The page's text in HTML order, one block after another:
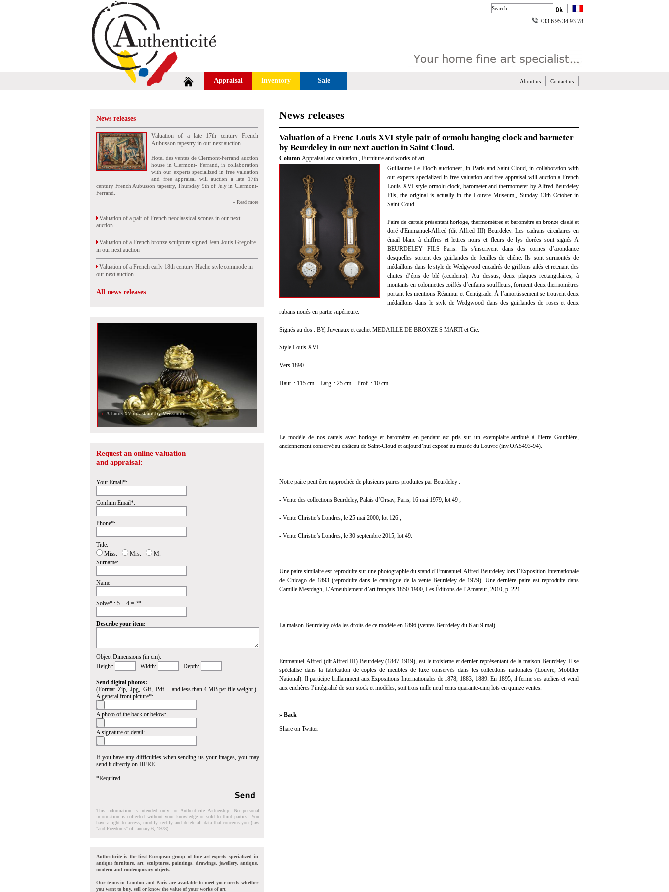
+33 6 95 34 93 78
Appraisal Inventory Sale Contact us
About us
News releases
Valuation of a late 17th century French
Aubusson tapestry in our next auction
Hotel des ventes de Clermont-Ferrand auction
house in Clermont- Ferrand, in collaboration
with our experts specialized in free valuation
and free appraisal will auction a late 17th
century French Aubusson tapestry, Thursday 9th of July in Clermont-
Ferrand.
» Read more
Valuation of a pair of French neoclassical scones in our next
auction
Valuation of a French bronze sculpture signed Jean-Jouis Gregoire
in our next auction
Valuation of a French early 18th century Hache style commode in
our next auction
All news releases
A Louis XV ink stand by Meissonnier
Request an online valuation
and appraisal:
Your Email*:
Confirm Email*:
Phone*:
Title:
Miss.
Mrs.
M.
Surname:
Name:
Solve* : 5 + 4 = ?*
Describe your item:
Object Dimensions (in cm):
Height:
Width: Depth:
Send digital photos:
(Format .Zip, .Jpg, .Gif, .Pdf ... and less than 4 MB per file weight.)
A general front picture*:
A photo of the back or below:
A signature or detail:
If you have any difficulties when sending us your images, you may
send it directly on HERE
*Required
This information is intended only for Authenticite Partnership. No personal
information is collected without your knowledge or sold to third parties. You
have a right to access, modify, rectify and delete all data that concerns you (law
"and Freedoms" of January 6, 1978).
Authenticite is the first European group of fine art experts specialized in
antique furniture, art, sculptures, paintings, drawings, jewellery, antique,
modern and contemporary objects.
Our teams in London and Paris are available to meet your needs whether
you want to buy, sell or know the value of your works of art.
News releases
Valuation of a Frenc Louis XVI style pair of ormolu hanging clock and barmeter
by Beurdeley in our next auction in Saint Cloud.
Column Appraisal and valuation , Furniture and works of art
Guillaume Le Floc'h auctioneer, in Paris and Saint-Cloud, in collaboration with
our experts specialized in free valuation and free appraisal will auction a French
Louis XVI style ormolu clock, barometer and thermometer by Alfred Beurdeley
Fils, the original is actually in the Louvre Museum,, Sunday 13th October in
Saint-Coud.
Paire de cartels présentant horloge, thermomètres et baromètre en bronze ciselé et
doré d'Emmanuel-Alfred (dit Alfred III) Beurdeley. Les cadrans circulaires en
émail blanc à chiffres et lettres noirs et fleurs de lys dorées sont signés A
BEURDELEY FILS Paris. Ils s'inscrivent dans des cornes d’abondance
desquelles sortent des guirlandes de feuilles de chêne. Ils sont surmontés de
médaillons dans le style de Wedgwood encadrés de griffons ailés et retenant des
chutes d’épis de blé (accidents). Au dessus, deux plaques rectangulaires, à
montants en colonnettes coiffés d’enfants souffleurs, forment deux thermomètres
portant les mentions Réaumur et Centigrade. À l’amortissement se trouvent deux
médaillons dans le style de Wedgwood dans des guirlandes de roses et deux
rubans noués en partie supérieure.
Signés au dos : BY, Juvenaux et cachet MEDAILLE DE BRONZE S MARTI et Cie.
Style Louis XVI.
Vers 1890.
Haut. : 115 cm – Larg. : 25 cm – Prof. : 10 cm
Le modèle de nos cartels avec horloge et baromètre en pendant est pris sur un exemplaire attribué à Pierre Gouthière,
anciennement conservé au château de Saint-Cloud et aujourd’hui exposé au musée du Louvre (inv.OA5493-94).
Notre paire peut être rapprochée de plusieurs paires produites par Beurdeley :
- Vente des collections Beurdeley, Palais d’Orsay, Paris, 16 mai 1979, lot 49 ;
- Vente Christie’s Londres, le 25 mai 2000, lot 126 ;
- Vente Christie’s Londres, le 30 septembre 2015, lot 49.
Une paire similaire est reproduite sur une photographie du stand d’Emmanuel-Alfred Beurdeley lors l’Exposition Internationale
de Chicago de 1893 (reproduite dans le catalogue de la vente Beurdeley de 1979). Une dernière paire est reproduite dans
Camille Mestdagh, L’Ameublement d’art français 1850-1900, Les Éditions de l’Amateur, 2010, p. 221.
La maison Beurdeley céda les droits de ce modèle en 1896 (ventes Beurdeley du 6 au 9 mai).
Emmanuel-Alfred (dit Alfred III) Beurdeley (1847-1919), est le troisième et dernier représentant de la maison Beurdeley. Il se
spécialise dans la fabrication de copies de meubles de luxe conservés dans les collections nationales (Louvre, Mobilier
National). Il participe brillamment aux Expositions Internationales de 1878, 1883, 1889. En 1895, il ferme ses ateliers et vend
aux enchères l’intégralité de son stock et modèles, soit trois mille neuf cents quarante-cinq lots en quinze ventes.
» Back
Share on Twitter